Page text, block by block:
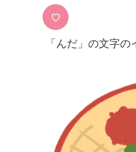
♡
「んだ」の文字の